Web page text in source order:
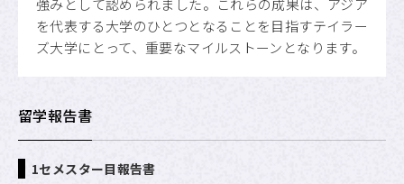
強みとして認められました。これらの成果は、アジア
を代表する大学のひとつとなることを目指すテイラー
ズ大学にとって、重要なマイルストーンとなります。
留学報告書
1セメスター目報告書